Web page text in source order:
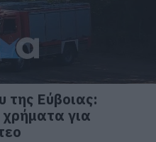
Εύβοιας:
για